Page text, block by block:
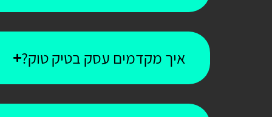
איך מקדמים עסק בטיק טוק?